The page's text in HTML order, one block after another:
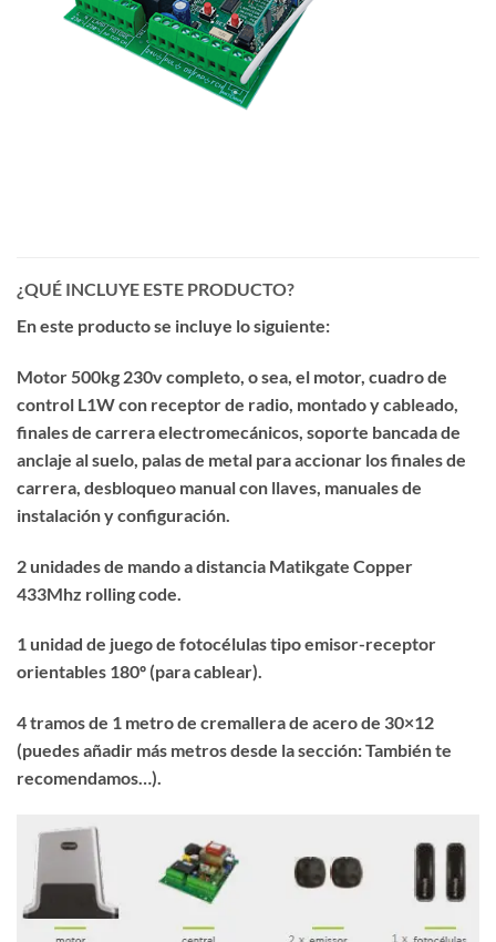
¿QUÉ INCLUYE ESTE PRODUCTO?
En este producto se incluye lo siguiente:
Motor 500kg 230v completo, o sea, el motor, cuadro de
control L1W con receptor de radio, montado y cableado,
finales de carrera electromecánicos, soporte bancada de
anclaje al suelo, palas de metal para accionar los finales de
carrera, desbloqueo manual con llaves, manuales de
instalación y configuración.
2 unidades de mando a distancia Matikgate Copper
433Mhz rolling code.
1 unidad de juego de fotocélulas tipo emisor-receptor
orientables 180º (para cablear).
4 tramos de 1 metro de cremallera de acero de 30×12
(puedes añadir más metros desde la sección: También te
recomendamos…).